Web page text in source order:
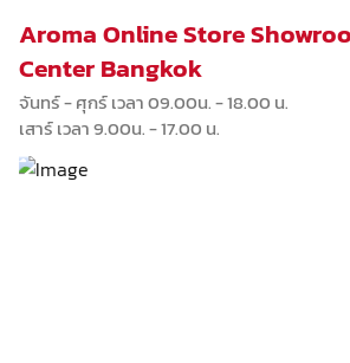
อุปกรณ์อื่นๆ
Aroma Online Store
Center Bangkok
จันทร์ - ศุกร์ เวลา 09.00น. - 18.00 น.
เสาร์ เวลา 9.00น. - 17.00 น.